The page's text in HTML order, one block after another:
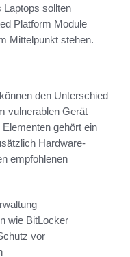
Laptops sollten
Platform Module
Mittelpunkt stehen.
den Unterschied
vulnerablen Gerät
gehört ein
Hardware-
empfohlenen
wie BitLocker
vor